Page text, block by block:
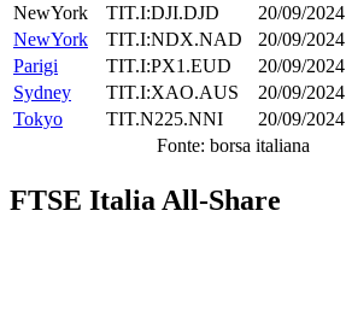
NewYork
TIT.I:DJI.DJD 20/09/2024
NewYork
TIT.I:NDX.NAD 20/09/2024
Parigi
TIT.I:PX1.EUD 20/09/2024
Sydney
TIT.I:XAO.AUS 20/09/2024
Tokyo
TIT.N225.NNI 20/09/2024
Fonte: borsa italiana
FTSE Italia All-Share